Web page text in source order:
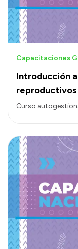
Login
Introducción
reproductivos
Capacitaciones
Curso